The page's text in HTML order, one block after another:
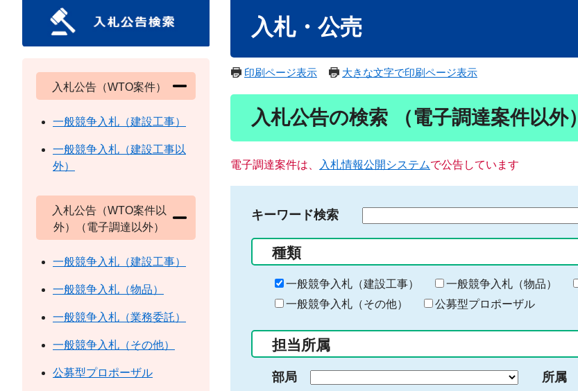
入札・公売
印刷ページ表示 大きな文字で印刷ページ表示
入札公告の検索 （電子調達案件以外）
電子調達案件は、 入札情報公開システムで公告しています
キーワード検索
る
キ
ー
ー
入
種類
一般競争入札（建設工事） 一般競争入札（物品）
一般競争入札（その他）
公募型プロポーザル
担当所属
部局 所属
入札公告（WTO案件）
一般競争入札（建設工事）
一般競争入札（建設工事以
外）
入札公告（WTO案件以
外）（電子調達以外）
一般競争入札（建設工事）
一般競争入札（物品）
一般競争入札（業務委託）
一般競争入札（その他）
公募型プロポーザル